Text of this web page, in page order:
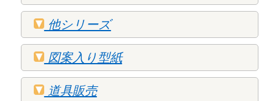
他シリーズ
図案入り型紙
道具販売